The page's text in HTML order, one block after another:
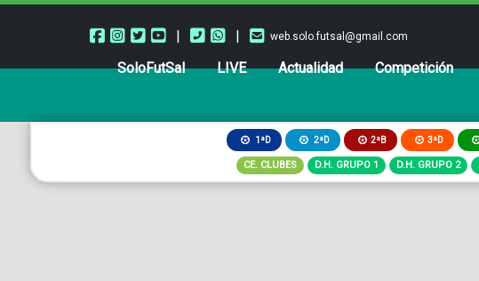
| | web.solo.futsal@gmail.com
SoloFutSal LIVE Actualidad Competición
1ªD 2ªD 2ªB 3ªD
CE. CLUBES D.H. GRUPO 1 D.H. GRUPO 2